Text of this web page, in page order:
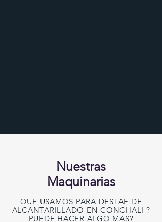
Nuestras
Maquinarias
QUE USAMOS PARA DESTAE DE
ALCANTARILLADO EN CONCHALI ?
PUEDE HACER ALGO MAS?